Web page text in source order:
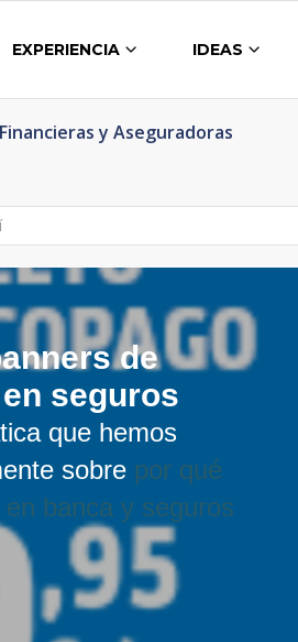
EXPERIENCIA IDEAS
y Aseguradoras
de
seguros
que hemos
sobre por qué
banca y seguros